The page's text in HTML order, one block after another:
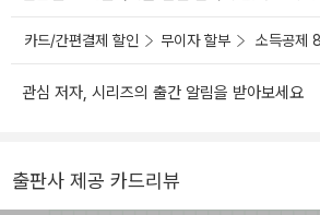
카드/간편결제 할인 무이자 할부 소득공제
관심 저자, 시리즈의 출간 알림을 받아보세요
출판사 제공 카드리뷰